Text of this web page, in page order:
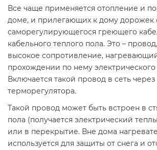
Все чаще применяется отопление и
доме, и прилегающих к дому
саморегулирующегося греющего
кабельного теплого пола. Это –
высокое сопротивление,
прохождении по нему электрического
Включается такой провод в сеть через
терморегулятора.
Такой провод может быть встроен в
пола (получается электрический
или в перекрытие. Вне дома
используется для защиты от снега и